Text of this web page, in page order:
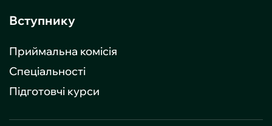
Вступнику
Приймальна комісія
Спеціальності
Підготовчі курси